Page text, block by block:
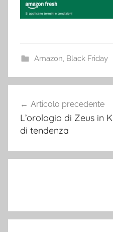
Amazon, Black Friday
articoli
Articolo precedente
L’orologio di Zeus in
di tendenza